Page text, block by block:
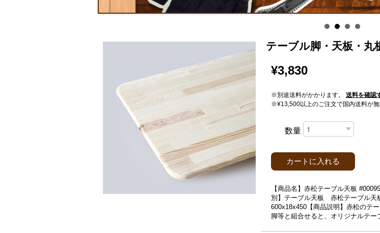
テーブル脚・天板・
¥3,830
※別途送料がかかります。
送料を確認
※¥13,500以上のご注文で国内送料が無
数量
カートに入れる
【商品名】赤松テーブル天板
別】テーブル天板 赤松テーブル天
600x18x450【商品説明】赤松のテ
脚等と組合せると、オリジナルテー